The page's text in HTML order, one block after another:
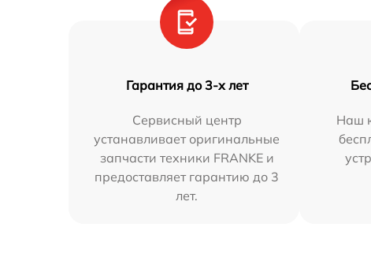
Гарантия до 3-х лет
Сервисный центр
устанавливает оригинальные
запчасти техники FRANKE и
предоставляет гарантию до 3
лет.
Наш